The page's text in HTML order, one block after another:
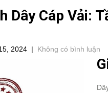
Dây Cáp Vải:
2024 | Không có bình luận